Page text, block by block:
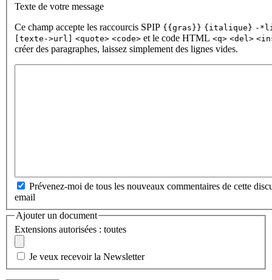
Texte de votre message
Ce champ accepte les raccourcis SPIP {{gras}} {italique} -
[texte->url] <quote> <code> et le code HTML <q> <del>
créer des paragraphes, laissez simplement des lignes vides.
Prévenez-moi de tous les nouveaux commentaires de cette
email
Ajouter un document
Extensions autorisées : toutes
Je veux recevoir la Newsletter